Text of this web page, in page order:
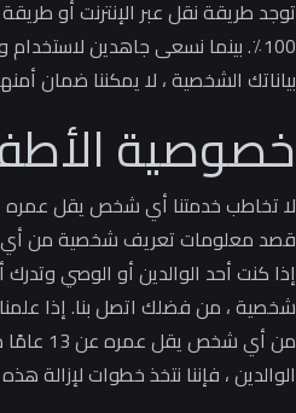
توجد طريقة نقل عبر الإنترنت أو
100٪.
بينما نسعى جاهدين لاستخدام
بياناتك الشخصية ، لا يمكننا ضمان
خصوصية
إذا كنت أحد الوالدين أو الوصي وتدرك
شخصية ، من فضلك اتصل بنا.إذا
من أي
الوالدين ، فإننا نتخذ خطوات لإزالة